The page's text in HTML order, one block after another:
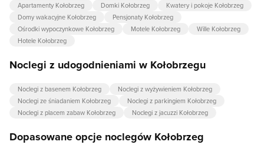
Apartamenty Kołobrzeg Domki Kołobrzeg
Kwatery i pokoje Kołobrzeg
Domy wakacyjne Kołobrzeg
Pensjonaty Kołobrzeg
Ośrodki wypoczynkowe Kołobrzeg
Motele Kołobrzeg
Wille Kołobrzeg
Hotele Kołobrzeg
Noclegi z udogodnieniami w Kołobrzegu
Noclegi z basenem Kołobrzeg
Noclegi z wyżywieniem Kołobrzeg
Noclegi ze śniadaniem Kołobrzeg
Noclegi z parkingiem Kołobrzeg
Noclegi z placem zabaw Kołobrzeg
Noclegi z jacuzzi Kołobrzeg
Dopasowane opcje noclegów Kołobrzeg